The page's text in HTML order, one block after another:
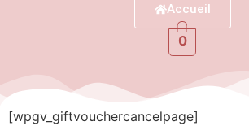
Accueil
0
[wpgv_giftvouchercancelpage]